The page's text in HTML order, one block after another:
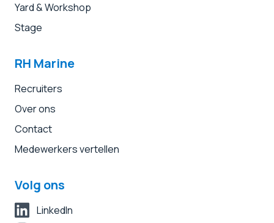
Yard & Workshop
Stage
RH Marine
Recruiters
Over ons
Contact
Medewerkers vertellen
Volg ons
LinkedIn